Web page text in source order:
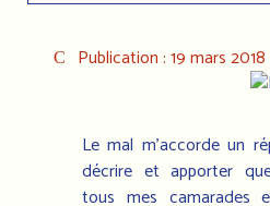
Publication : 19 mars 2018
Le mal m'accorde un
décrire et apporter
tous mes